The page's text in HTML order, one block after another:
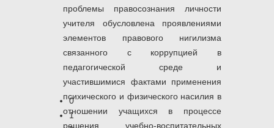
0
1
проблемы правосознания личности
учителя обусловлена проявлениями
элементов правового нигилизма
связанного с коррупцией в
педагогической среде и
участившимися фактами применения
психического и физического насилия в
отношении учащихся в процессе
решения учебно-воспитательных